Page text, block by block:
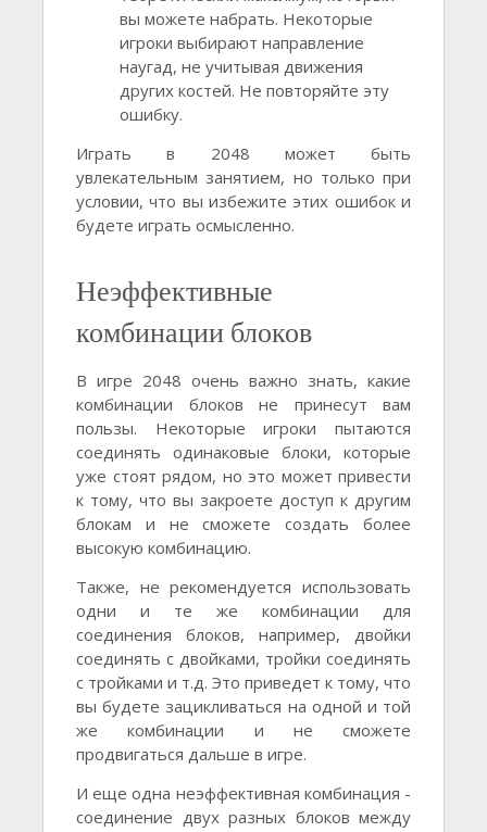
вы можете набрать. Некоторые
игроки выбирают направление
наугад, не учитывая движения
других костей. Не повторяйте эту
ошибку.
Играть в 2048 может быть
увлекательным занятием, но только при
условии, что вы избежите этих ошибок и
будете играть осмысленно.
Неэффективные
комбинации блоков
В игре 2048 очень важно знать, какие
комбинации блоков не принесут вам
пользы. Некоторые игроки пытаются
соединять одинаковые блоки, которые
уже стоят рядом, но это может привести
к тому, что вы закроете доступ к другим
блокам и не сможете создать более
высокую комбинацию.
Также, не рекомендуется использовать
одни и те же комбинации для
соединения блоков, например, двойки
соединять с двойками, тройки соединять
с тройками и т.д. Это приведет к тому, что
вы будете зацикливаться на одной и той
же комбинации и не сможете
продвигаться дальше в игре.
И еще одна неэффективная комбинация -
соединение двух разных блоков между